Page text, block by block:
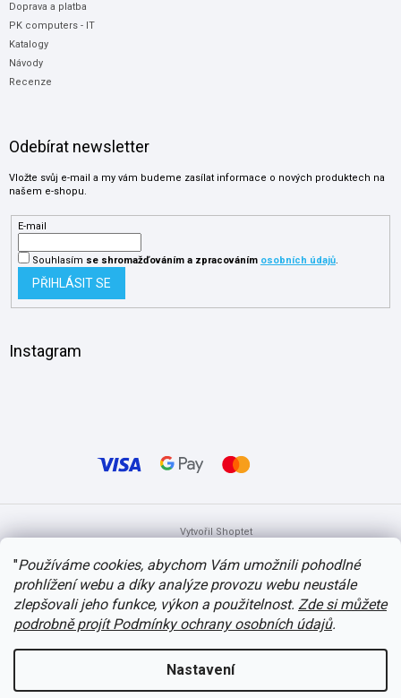
"Používáme cookies, abychom Vám umožnili pohodlné
prohlížení webu a díky analýze provozu webu neustále
zlepšovali jeho funkce, výkon a použitelnost. Zde si můžete
podrobně projít Podmínky ochrany osobních údajů.
Nastavení
Doprava a platba
PK computers - IT
Katalogy
Návody
Recenze
Odebírat newsletter
Vložte svůj e-mail a my vám budeme zasílat informace o nových produktech na
našem e-shopu.
E-mail
Souhlasím se shromažďováníma zpracováním osobních údajů.
PŘIHLÁSIT SE
Instagram
Vytvořil Shoptet
Copyright 2026itvlaky.cz. Všechna práva vyhrazena.Upravit nastavení
cookies